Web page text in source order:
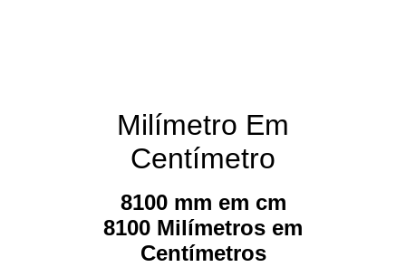
Milímetro Em
Centímetro
8100 mm em cm
8100 Milímetros em
Centímetros